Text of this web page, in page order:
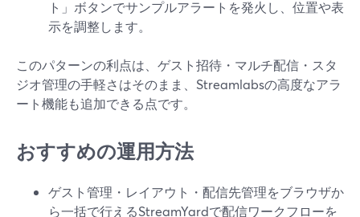
ト」ボタンでサンプルアラートを発火し、位置や表
示を調整します。
このパターンの利点は、ゲスト招待・マルチ配信・スタ
ジオ管理の手軽さはそのまま、Streamlabsの高度なアラ
ート機能も追加できる点です。
おすすめの運用方法
ゲスト管理・レイアウト・配信先管理をブラウザか
ら一括で行えるStreamYardで配信ワークフローを